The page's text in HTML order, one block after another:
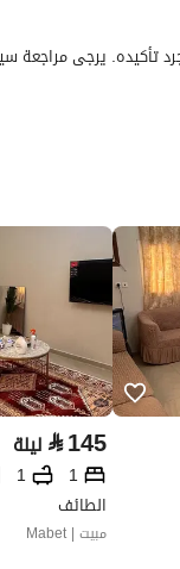
تأكيده. يرجى مراجعة
⃁145 ليلة
1
1
الطائف
مبيت | Mabet